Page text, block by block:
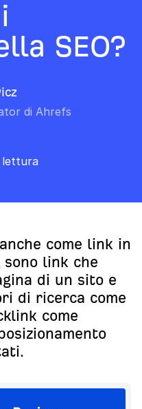
SEO?
di Ahrefs
lettura
come link in
link che
di un sito e
di ricerca come
come